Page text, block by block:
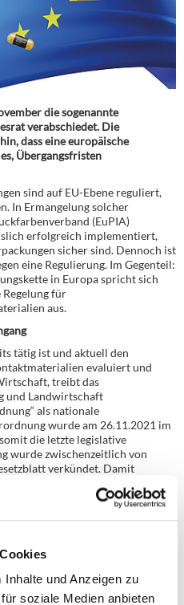
und Anzeigen zu
soziale Medien anbieten
die sogenannte
verabschiedet. Die
dass eine europäische
Übergangsfristen
sind auf EU-Ebene reguliert,
In Ermangelung solcher
(EuPIA)
erfolgreich implementiert,
sicher sind. Dennoch ist
eine Regulierung. Im Gegenteil:
in Europa spricht sich
für
aus.
tätig ist und aktuell den
evaluiert und
treibt das
und Landwirtschaft
als nationale
wurde am 26.11.2021 im
die letzte legislative
wurde zwischenzeitlich von
verkündet. Damit
ist und nicht zu
beiträgt. Hinzu
von Druckfarben für
wie vor unvollständig. Aktuell
an der